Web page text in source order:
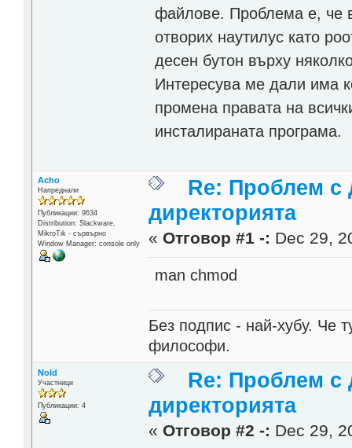
файлове. Проблема е, че
отворих наутилус като
десен бутон върху
Интересува ме дали има
промена правата на
инсталираната програма.
Acho
Напреднали
Публикации: 9634
Distribution: Slackware,
MikroTik - сървърно
Window Manager: console only
Re: Проблем с
директорията
« Отговор #1 -: Dec 29,
man chmod
Без подпис - най-хубу. Че
философи.
Nold
Участници
Публикации: 4
Re: Проблем с
директорията
« Отговор #2 -: Dec 29,